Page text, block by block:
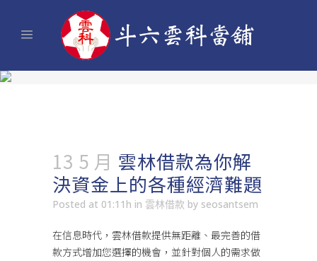
13 5 月 雲林借款為你解
決資金上的各種經濟難題
Posted at 01:11h in 雲林借款 by seosantsem
在信息時代， 雲林借款提供無距離、最完善的借
款方式增加您選擇的機會，並針對個人的需求做